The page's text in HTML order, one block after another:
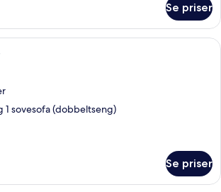
Se priser
Et pænt indrettet hotelværelse med
1 sovesofa (dobbeltseng)
Se priser